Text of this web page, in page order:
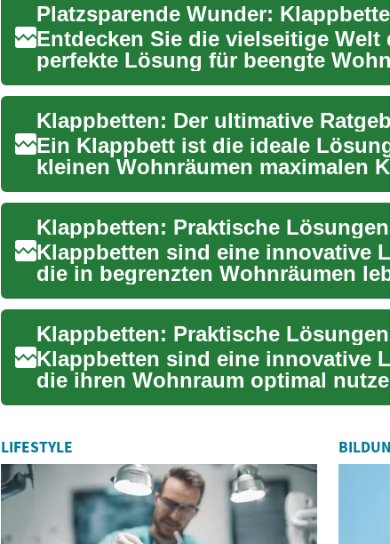
Platzsparende Wunder:
Entdecken Sie die vielseitige Welt
perfekte Lösung für beengte
flexible Ra...
Ein Klappbett ist die ideale
kleinen Wohnräumen maximalen
praktisch...
Klappbetten sind eine innovative
die in begrenzten Wohnräumen
Flexibilit...
Klappbetten sind eine innovative
die ihren Wohnraum optimal
vielseitigen M...
LIFESTYLE